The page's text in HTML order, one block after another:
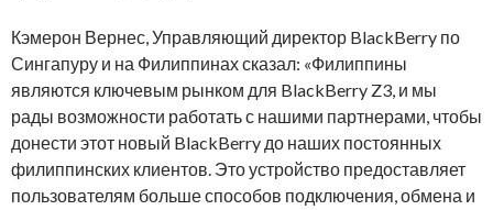
Кэмерон Вернес, Управляющий директор BlackBerry по
Сингапуру и на Филиппинах сказал: «Филиппины
являются ключевым рынком для BlackBerry Z3, и мы
рады возможности работать с нашими партнерами, чтобы
донести этот новый BlackBerry до наших постоянных
филиппинских клиентов. Это устройство предоставляет
пользователям больше способов подключения, обмена и